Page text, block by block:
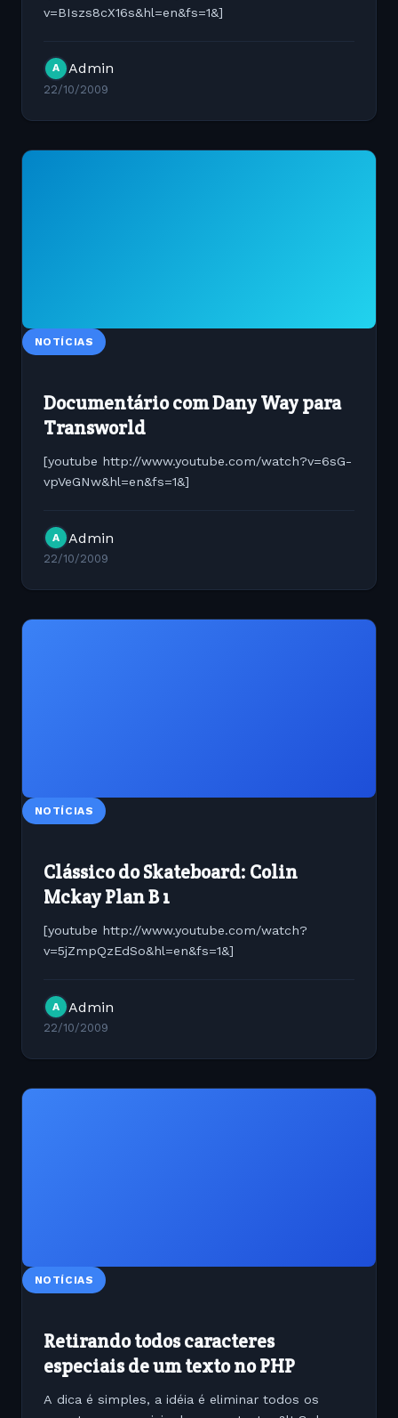
v=BIszs8cX16s&hl=en&fs=1&]
A Admin
22/10/2009
NOTÍCIAS
Documentário com Dany Way para
Transworld
[youtube http://www.youtube.com/watch?v=6sG-
vpVeGNw&hl=en&fs=1&]
A Admin
22/10/2009
NOTÍCIAS
Clássico do Skateboard: Colin
Mckay Plan B 1
[youtube http://www.youtube.com/watch?
v=5jZmpQzEdSo&hl=en&fs=1&]
A Admin
22/10/2009
NOTÍCIAS
Retirando todos caracteres
especiais de um texto no PHP
A dica é simples, a idéia é eliminar todos os